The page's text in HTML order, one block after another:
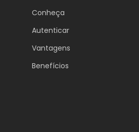
Conheça
Autenticar
Vantagens
Benefícios